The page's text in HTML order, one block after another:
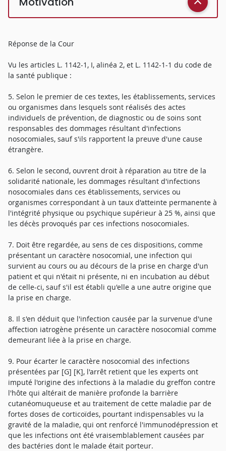
Réponse de la Cour
Vu les articles L. 1142-1, I, alinéa 2, et L. 1142-1-1 du code de
la santé publique :
5. Selon le premier de ces textes, les établissements, services
ou organismes dans lesquels sont réalisés des actes
individuels de prévention, de diagnostic ou de soins sont
responsables des dommages résultant d'infections
nosocomiales, sauf s'ils rapportent la preuve d'une cause
étrangère.
6. Selon le second, ouvrent droit à réparation au titre de la
solidarité nationale, les dommages résultant d'infections
nosocomiales dans ces établissements, services ou
organismes correspondant à un taux d'atteinte permanente à
l'intégrité physique ou psychique supérieur à 25 %, ainsi que
les décès provoqués par ces infections nosocomiales.
7. Doit être regardée, au sens de ces dispositions, comme
présentant un caractère nosocomial, une infection qui
survient au cours ou au décours de la prise en charge d'un
patient et qui n'était ni présente, ni en incubation au début
de celle-ci, sauf s'il est établi qu'elle a une autre origine que
la prise en charge.
8. Il s'en déduit que l'infection causée par la survenue d'une
affection iatrogène présente un caractère nosocomial comme
demeurant liée à la prise en charge.
9. Pour écarter le caractère nosocomial des infections
présentées par [G] [K], l'arrêt retient que les experts ont
imputé l'origine des infections à la maladie du greffon contre
l'hôte qui altérait de manière profonde la barrière
cutanéomuqueuse et au traitement de cette maladie par de
fortes doses de corticoïdes, pourtant indispensables vu la
gravité de la maladie, qui ont renforcé l'immunodépression et
que les infections ont été vraisemblablement causées par
des bactéries dont le malade était porteur.